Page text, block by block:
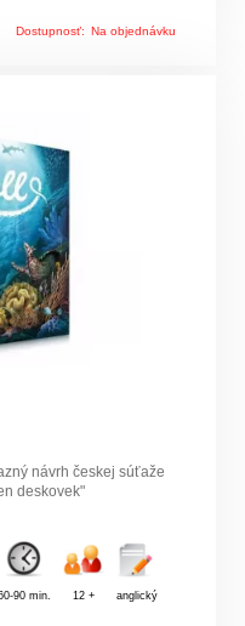
Dostupnosť: Na objednávku
návrh českej súťaže
deskovek"
90 min. 12 + anglický